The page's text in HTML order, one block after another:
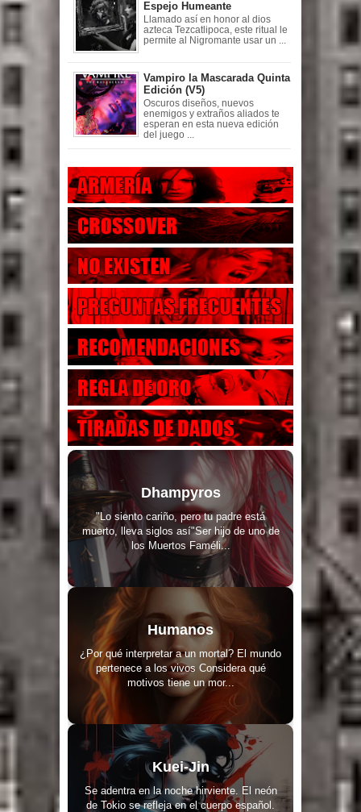
Espejo Humeante
Llamado así en honor al dios
azteca Tezcatlipoca, este ritual le
permite al Nigromante usar un ...
Vampiro la Mascarada Quinta
Edición (V5)
Oscuros diseños, nuevos
enemigos y extraños aliados te
esperan en esta nueva edición
del juego ...
Dhampyros
"Lo siento cariño, pero tu padre está
muerto, lleva siglos así"Ser hijo de uno de
los Muertos Faméli...
Humanos
¿Por qué interpretar a un mortal? El mundo
pertenece a los vivos Considera qué
motivos tiene un mor...
Kuei-Jin
Se adentra en la noche hirviente. El neón
de Tokio se refleja en el cuerpo español.